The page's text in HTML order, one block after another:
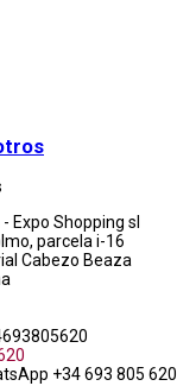
Expo Shopping sl
parcela i-16
Cabezo Beaza
+34 693 805 620